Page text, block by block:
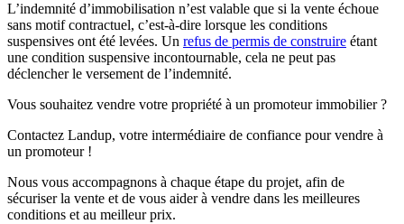
L’indemnité d’immobilisation n’est valable que si la vente échoue
sans motif contractuel, c’est-à-dire lorsque les conditions
suspensives ont été levées. Un refus de permis de construire étant
une condition suspensive incontournable, cela ne peut pas
déclencher le versement de l’indemnité.
Vous souhaitez vendre votre propriété à un promoteur immobilier ?
Contactez Landup, votre intermédiaire de confiance pour vendre à
un promoteur !
Nous vous accompagnons à chaque étape du projet, afin de
sécuriser la vente et de vous aider à vendre dans les meilleures
conditions et au meilleur prix.